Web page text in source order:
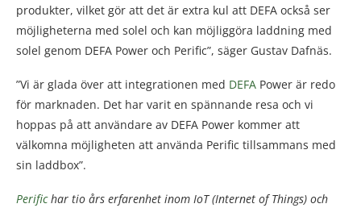
produkter, vilket gör att det är extra kul att DEFA också ser
möjligheterna med solel och kan möjliggöra laddning med
solel genom DEFA Power och Perific”, säger Gustav Dafnäs.
”Vi är glada över att integrationen med DEFA Power är redo
för marknaden. Det har varit en spännande resa och vi
hoppas på att användare av DEFA Power kommer att
välkomna möjligheten att använda Perific tillsammans med
sin laddbox”.
Perifichar tio års erfarenhet inom IoT (Internet of Things) och